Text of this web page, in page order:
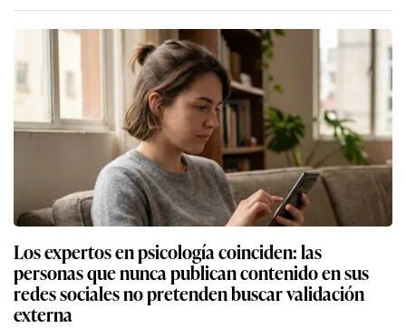
Los expertos en psicología coinciden: las
personas que nunca publican contenido en sus
redes sociales no pretenden buscar validación
externa